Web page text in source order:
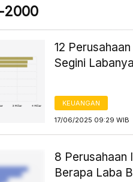
2000
12
Segini Labanya
KEUANGAN
17/06/2025 09:29 WIB
8 Perusahaan
Berapa Laba